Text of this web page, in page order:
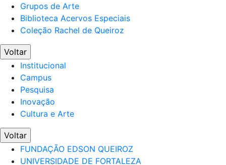
Grupos de Arte
Biblioteca Acervos Especiais
Coleção Rachel de Queiroz
Voltar
Institucional
Campus
Pesquisa
Inovação
Cultura e Arte
Voltar
FUNDAÇÃO EDSON QUEIROZ
UNIVERSIDADE DE FORTALEZA